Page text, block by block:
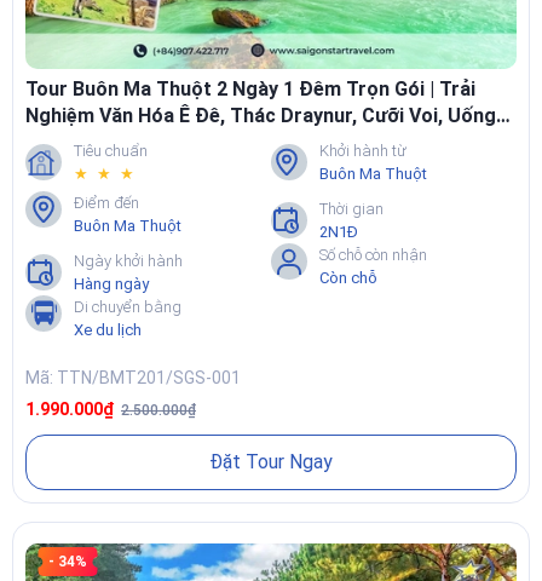
Tour Buôn Ma Thuột 2 Ngày 1 Đêm Trọn Gói | Trải
Nghiệm Văn Hóa Ê Đê, Thác Draynur, Cưỡi Voi, Uống
Cà Phê Nguyên Chất
Tiêu chuẩn
★ ★ ★
Khởi hành từ
Buôn Ma Thuột
Điểm đến
Buôn Ma Thuột
Thời gian
2N1Đ
Ngày khởi hành
Hàng ngày
Số chỗ còn nhận
Còn chỗ
Di chuyển bằng
Xe du lịch
Mã: TTN/BMT201/SGS-001
1.990.000₫ 2.500.000₫
Đặt Tour Ngay
- 34%